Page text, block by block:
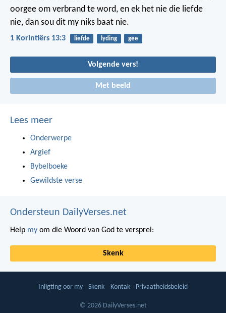
oorgee om verbrand te word, en ek het nie die liefde
nie, dan sou dit my niks baat nie.
1 Korintiërs 13:3 liefde lyding gee
Volgende vers!
Met beeld
Lees meer
Onderwerpe
Argief
Bybelboeke
Gewildste verse
Ondersteun DailyVerses.net
Help my om die Woord van God te versprei:
Skenk
Inligting oor my Skenk Kontak Privaatheidsbeleid
© 2026 DailyVerses.net